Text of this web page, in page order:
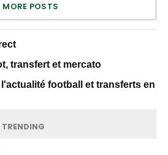
MORE POSTS
transfert et mercato
l'actualité football et transferts en
TRENDING